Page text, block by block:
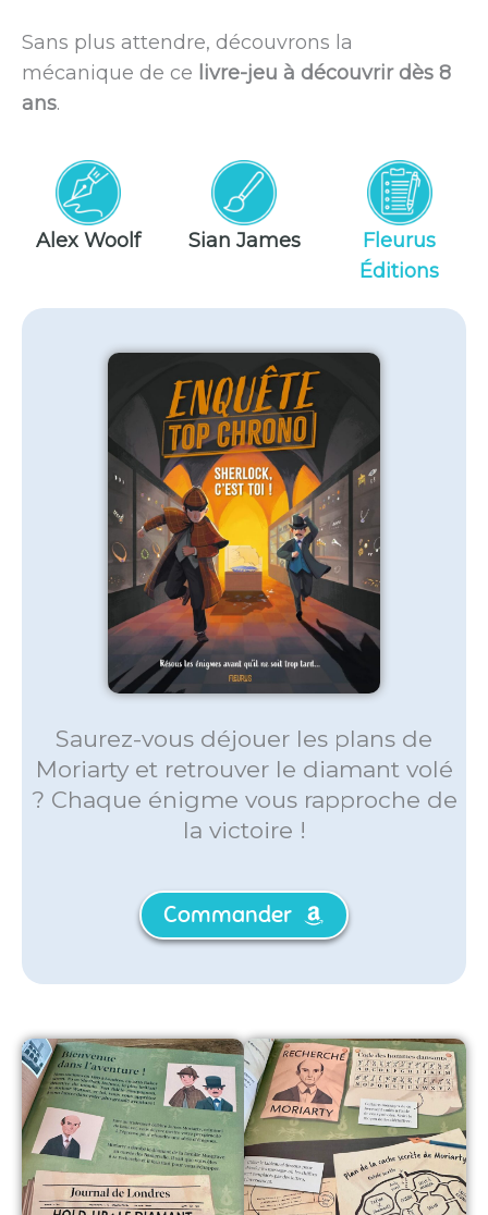
Sans plus attendre, découvrons la
mécanique de ce livre-jeu à découvrir dès 8
ans.
Alex Woolf Sian James
Fleurus
Éditions
Saurez-vous déjouer les plans de
Moriarty et retrouver le diamant volé
? Chaque énigme vous rapproche de
la victoire !
Commander